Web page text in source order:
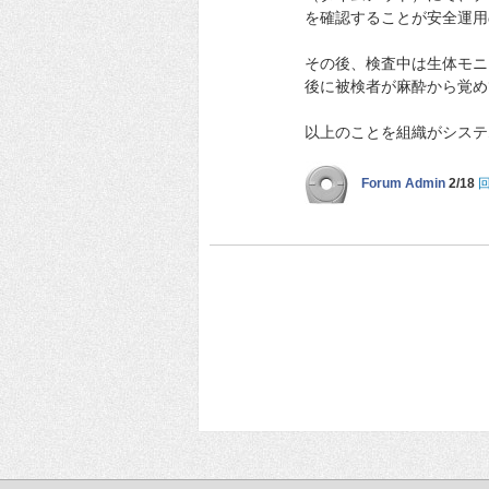
を確認することが安全運
その後、検査中は生体モ
後に被検者が麻酔から覚
以上のことを組織がシス
Forum Admin 2/18